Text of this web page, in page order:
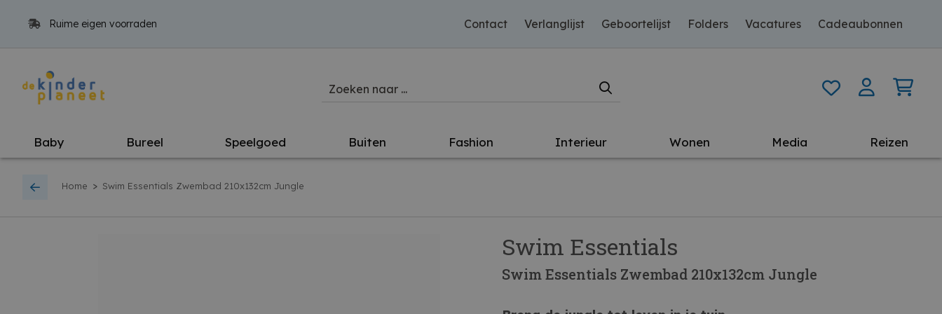
Ruime eigen voorraden Contact Verlanglijst Geboortelijst Folders Vacatures Cadeaubonnen
Baby Bureel Speelgoed Buiten Fashion Interieur Wonen Media Reizen
Home > Swim Essentials Zwembad 210x132cm Jungle
Swim Essentials
Swim Essentials Zwembad 210x132cm Jungle